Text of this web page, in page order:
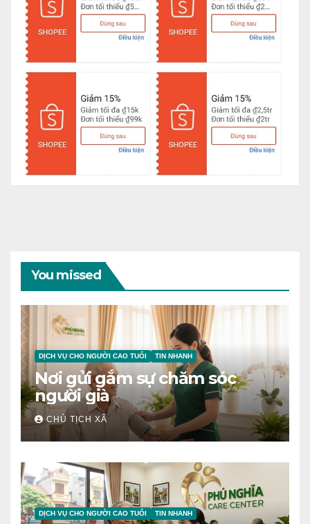
You missed
DỊCH VỤ CHO NGƯỜI CAO TUỔI TIN NHANH
Nơi gửi gắm sự chăm sóc
người già
CHỦ TỊCH XÃ
DỊCH VỤ CHO NGƯỜI CAO TUỔI TIN NHANH